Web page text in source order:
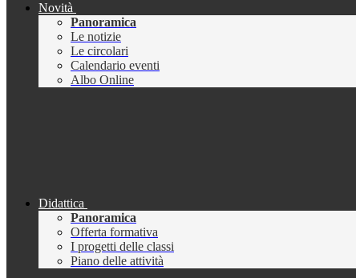
Novità
Panoramica
Le notizie
Le circolari
Calendario eventi
Albo Online
Didattica
Panoramica
Offerta formativa
I progetti delle classi
Piano delle attività